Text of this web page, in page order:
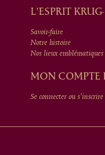
MEN
IN
L'ESPRIT KRUG
Savoir-faire
Notre histoire
Nos lieux emblématiques
MON COMPTE
Se connecter ou s'inscrire